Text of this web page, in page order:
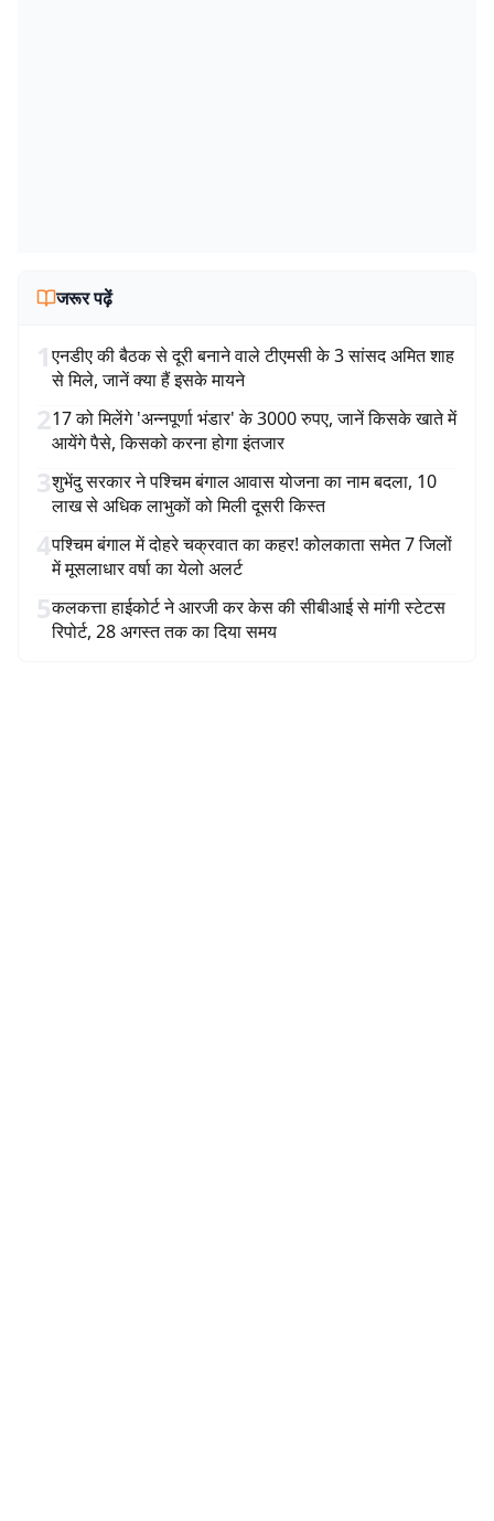
जरूर पढ़ें
1एनडीए की बैठक से दूरी बनाने वाले टीएमसी के 3 सांसद अमित शाह
से मिले, जानें क्या हैं इसके मायने
217 को मिलेंगे 'अन्नपूर्णा भंडार' के 3000 रुपए, जानें किसके खाते में
आयेंगे पैसे, किसको करना होगा इंतजार
3शुभेंदु सरकार ने पश्चिम बंगाल आवास योजना का नाम बदला, 10
लाख से अधिक लाभुकों को मिली दूसरी किस्त
4पश्चिम बंगाल में दोहरे चक्रवात का कहर! कोलकाता समेत 7 जिलों
में मूसलाधार वर्षा का येलो अलर्ट
5कलकत्ता हाईकोर्ट ने आरजी कर केस की सीबीआई से मांगी स्टेटस
रिपोर्ट, 28 अगस्त तक का दिया समय